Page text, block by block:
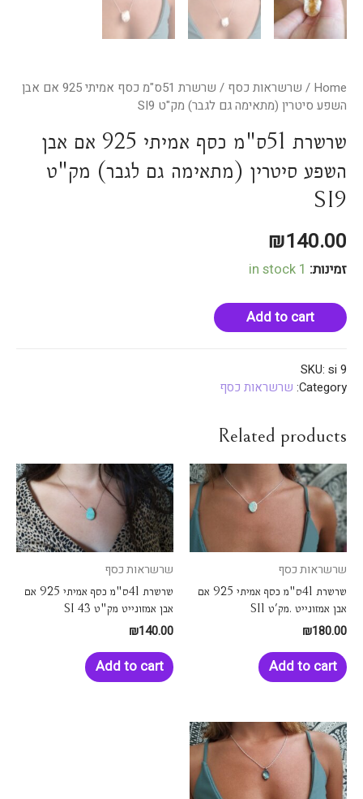
Home
/ שרשראות כסף
/ שרשרת 51ס"מ כסף אמיתי 925 אם אבן
השפע סיטרין (מתאימה גם לגבר) מק"ט SI9
שרשרת 51ס"מ כסף אמיתי 925 אם אבן
השפע סיטרין (מתאימה גם לגבר) מק"ט
SI9
₪140.00
זמינות: 1 in stock
Add to cart
SKU: si 9
Category: שרשראות כסף
Related products
שרשראות כסף
שרשרת 41ס"מ כסף אמיתי 925 אם
אבן אמזונייט .מק'ט SI1
₪180.00
Add to cart
שרשראות כסף
שרשרת 41ס"מ כסף אמיתי 925 אם
אבן אמזונייט מק"ט SI 43
₪140.00
Add to cart